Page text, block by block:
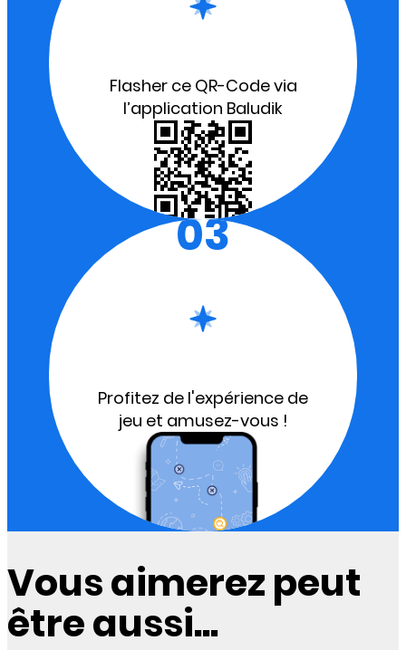
Flasher ce QR-Code via
l’application Baludik
03
Profitez de l'expérience de
jeu et amusez-vous !
Vous aimerez peut
être aussi...